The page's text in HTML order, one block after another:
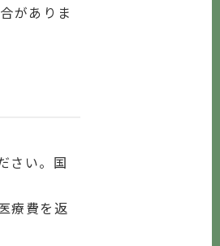
がありま
さい。国
療費を返